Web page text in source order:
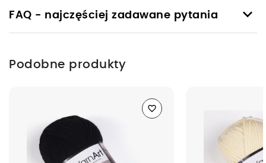
keyboard_arrow_down
FAQ - najczęściej zadawane pytania
Podobne produkty
favorite_border